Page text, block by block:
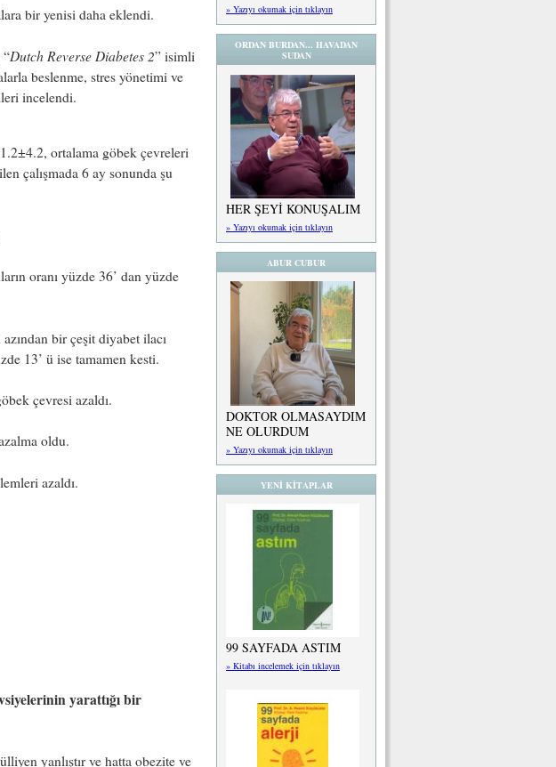
bir yenisi daha eklendi.
Dutch Reverse Diabetes 2” isimli
beslenme, stres yönetimi ve
incelendi.
ortalama göbek çevreleri
çalışmada 6 ay sonunda şu
oranı yüzde 36’ dan yüzde
azından bir çeşit diyabet ilacı
13’ ü ise tamamen kesti.
çevresi azaldı.
oldu.
azaldı.
yarattığı bir
yanlıştır ve hatta obezite ve
» Yazıyı okumak için tıklayın
ORDAN BURDAN... HAVADAN
SUDAN
HER ŞEYİ KONUŞALIM
» Yazıyı okumak için tıklayın
ABUR CUBUR
DOKTOR OLMASAYDIM
NE OLURDUM
» Yazıyı okumak için tıklayın
YENİ KİTAPLAR
99 SAYFADA ASTIM
» Kitabı incelemek için tıklayın